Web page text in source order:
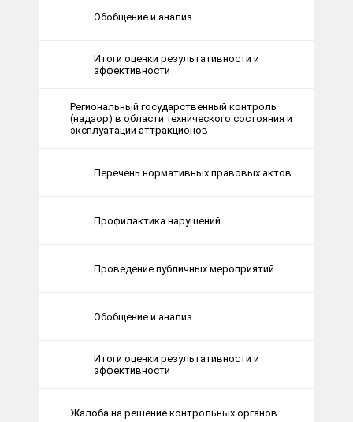
Обобщение и анализ
Итоги оценки результативности и
эффективности
Региональный государственный контроль
(надзор) в области технического состояния и
эксплуатации аттракционов
Перечень нормативных правовых актов
Профилактика нарушений
Проведение публичных мероприятий
Обобщение и анализ
Итоги оценки результативности и
эффективности
Жалоба на решение контрольных органов